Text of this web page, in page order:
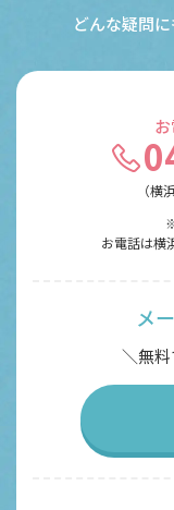
どんな疑問
（
お電話は横
メ
＼無